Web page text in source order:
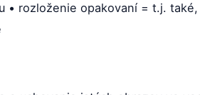
• rozloženie opakovaní = t.j.